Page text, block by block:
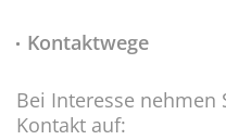
Kontaktwege
Bei Interesse nehmen
Kontakt auf: